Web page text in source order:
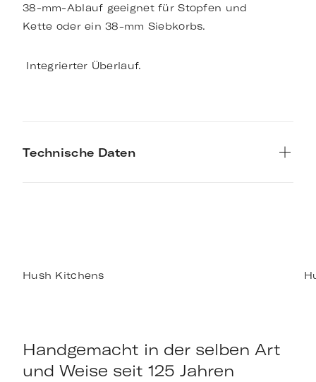
38-mm-Ablauf geeignet für Stopfen und
Kette oder ein 38-mm Siebkorbs.
Integrierter Überlauf.
Technische Daten
Hush Kitchens
Handgemacht in der selben Art
und Weise seit 125 Jahren